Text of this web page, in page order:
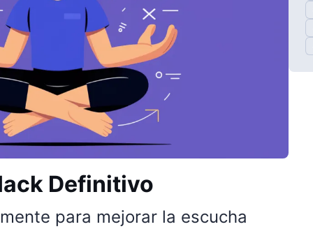
Definitivo
para mejorar la escucha